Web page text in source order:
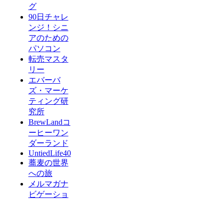
グ
90日チャレ
ンジ！シニ
アのための
パソコン
転売マスタ
リー
エバーバ
ズ・マーケ
ティング研
究所
BrewLandコ
ーヒーワン
ダーランド
UntiedLife40
蕎麦の世界
への旅
メルマガナ
ビゲーショ